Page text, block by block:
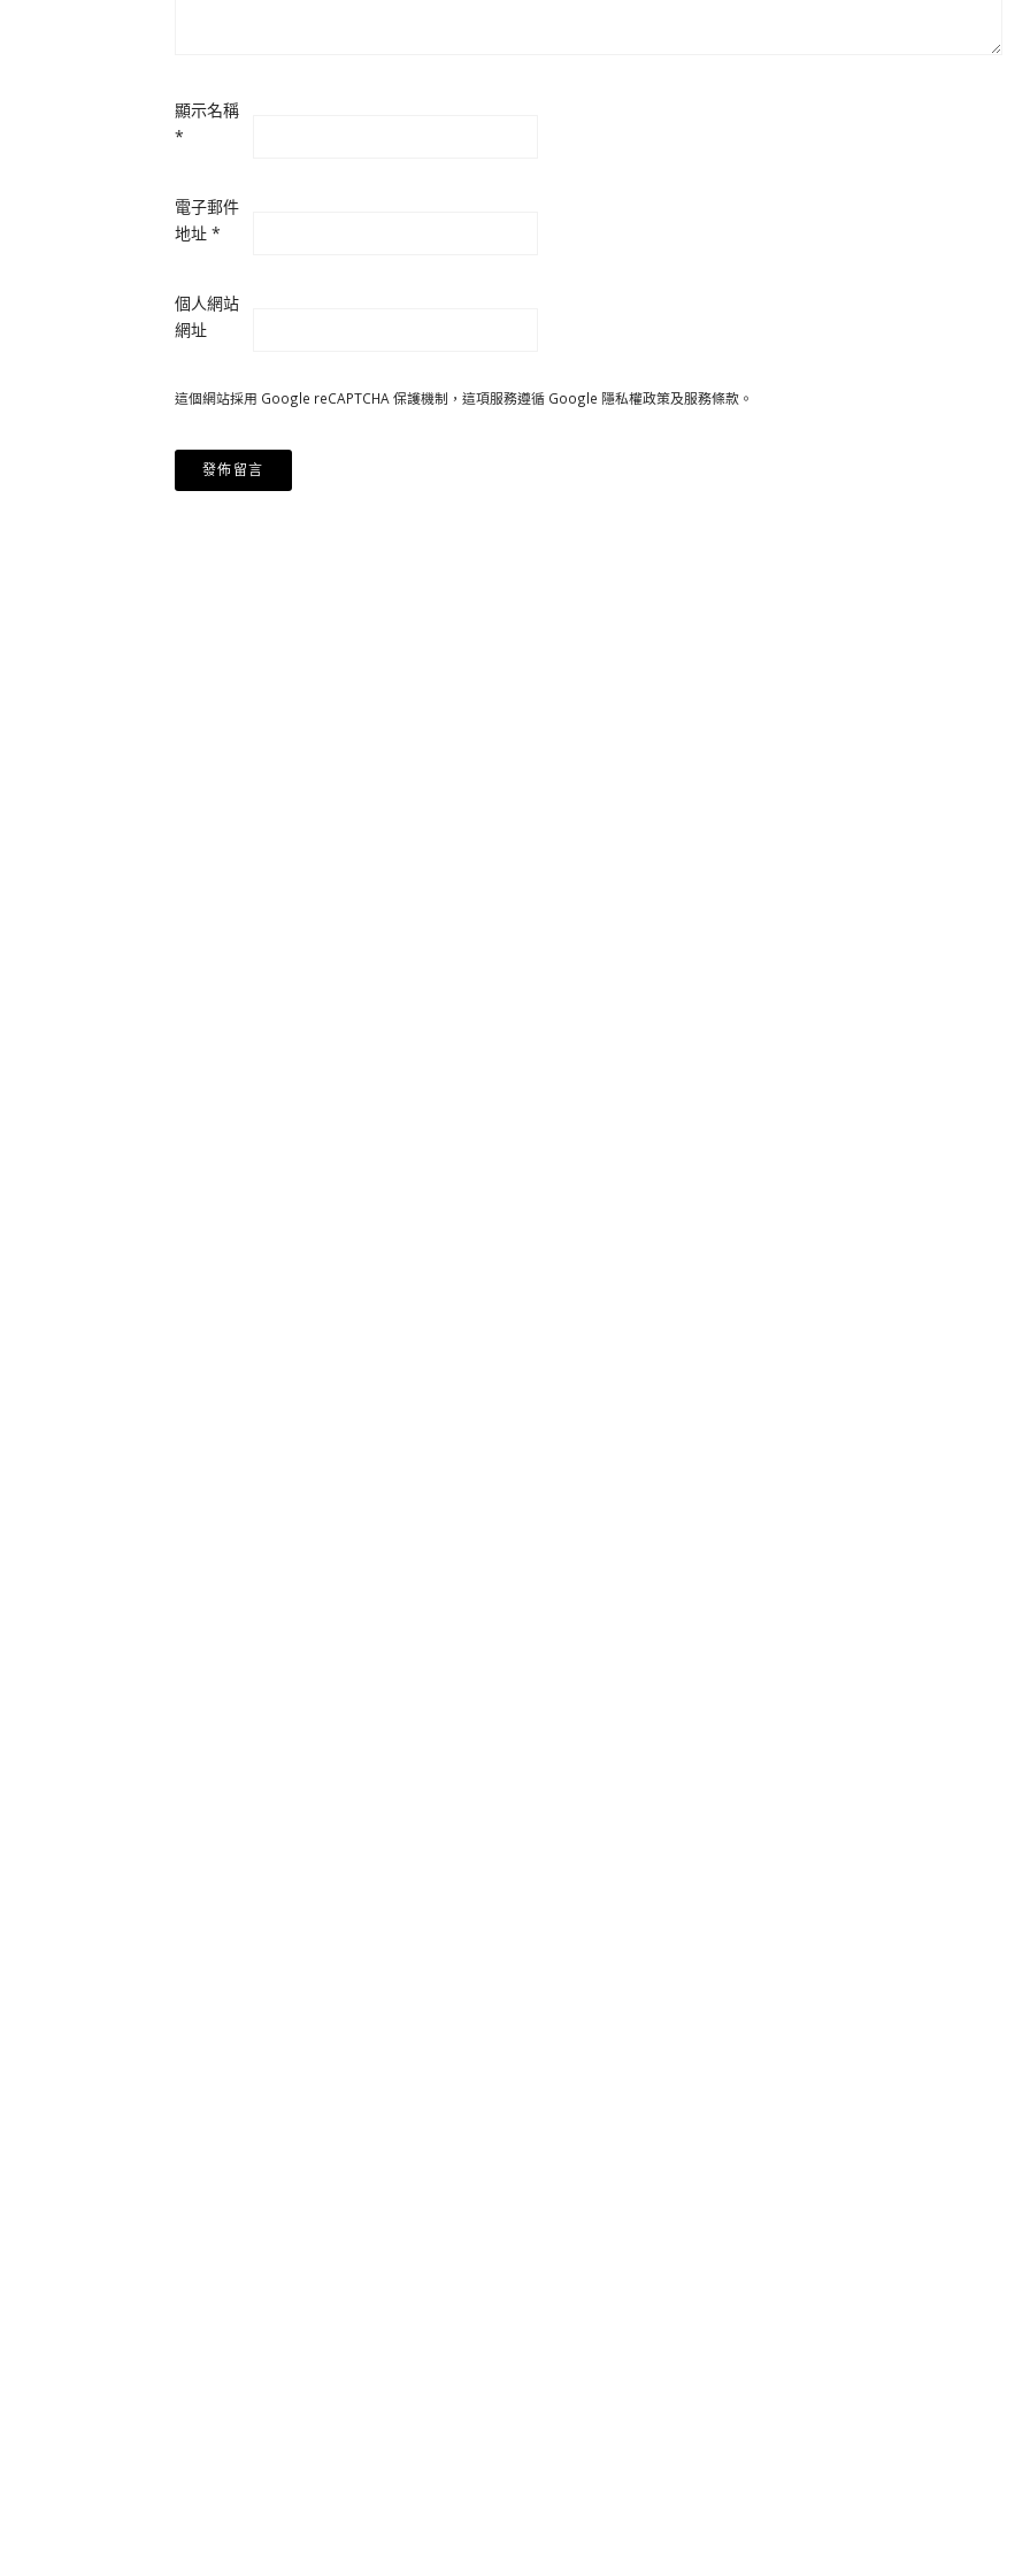
顯示名稱
*
電子郵件
地址 *
個人網站
網址
這個網站採用 Google reCAPTCHA 保護機制，這項服務遵循 Google 隱私權政策及服務條款 。